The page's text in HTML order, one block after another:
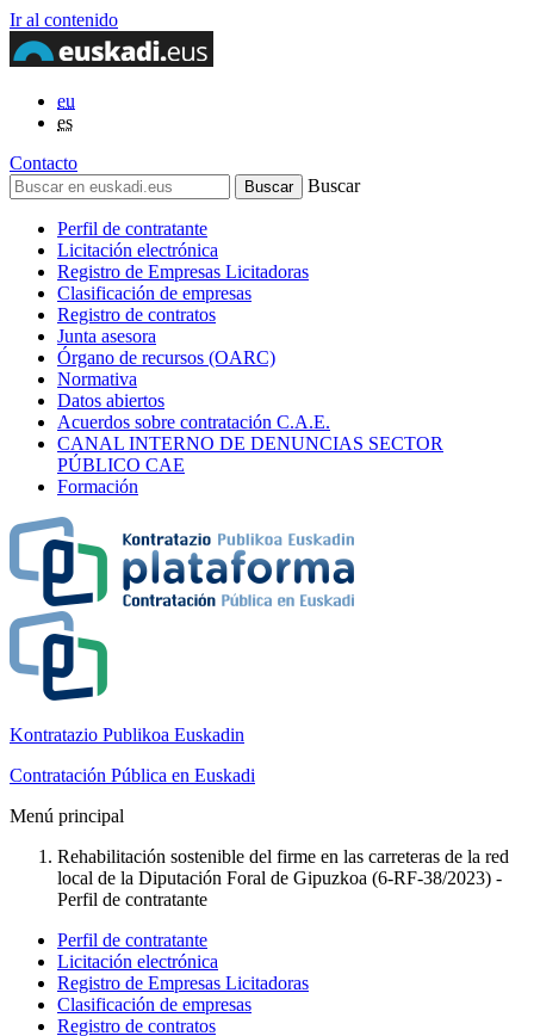
Ir al contenido
eu
es
Contacto
Buscar
Perfil de contratante
Licitación electrónica
Registro de Empresas Licitadoras
Clasificación de empresas
Registro de contratos
Junta asesora
Órgano de recursos (OARC)
Normativa
Datos abiertos
Acuerdos sobre contratación C.A.E.
CANAL INTERNO DE DENUNCIAS SECTOR
PÚBLICO CAE
Formación
Kontratazio Publikoa Euskadin
Contratación Pública en Euskadi
Menú principal
Rehabilitación sostenible del firme en las carreteras de la red
local de la Diputación Foral de Gipuzkoa (6-RF-38/2023) -
Perfil de contratante
Perfil de contratante
Licitación electrónica
Registro de Empresas Licitadoras
Clasificación de empresas
Registro de contratos